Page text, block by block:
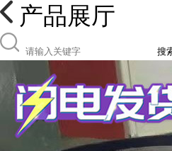
产品展厅
搜